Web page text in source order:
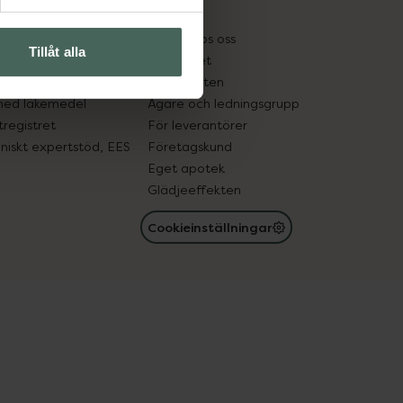
Tillåt alla
in gammal medicin
läkemedel
expertstöd, EES
Pressrum
Jobba hos oss
Hållbarhet
Samarbeten
Ägare och ledningsgrupp
För leverantörer
Företagskund
Eget apotek
Glädjeeffekten
Cookieinställningar